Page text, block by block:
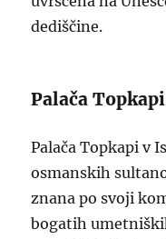
dediščine.
Palača
Palača Topkapi v
osmanskih
znana po svoji
bogatih